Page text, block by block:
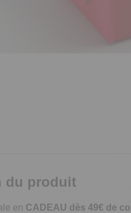
du produit
en CADEAU dès 49€ de